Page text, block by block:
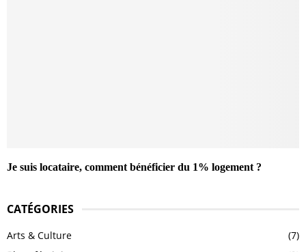
Je suis locataire, comment bénéficier du 1% logement ?
CATÉGORIES
Arts & Culture
(7)